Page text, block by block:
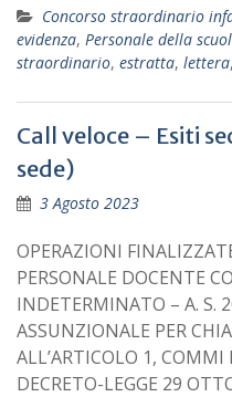
Concorso straordinario
evidenza, Personale della
straordinario, estratta, lettera,
Call veloce – Esiti
sede)
3 Agosto 2023
OPERAZIONI
PERSONALE DOCENTE
INDETERMINATO – A. S.
ASSUNZIONALE PER
ALL’ARTICOLO 1,
DECRETO-LEGGE 29